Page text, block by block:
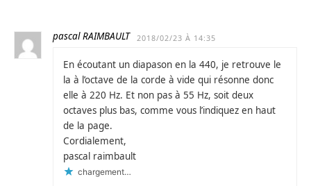
pascal RAIMBAULT 2018/02/23 À 14:35
En écoutant un diapason en la 440, je retrouve le
la à l’octave de la corde à vide qui résonne donc
elle à 220 Hz. Et non pas à 55 Hz, soit deux
octaves plus bas, comme vous l’indiquez en haut
de la page.
Cordialement,
pascal raimbault
chargement…